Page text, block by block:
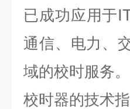
已成功应用于
通信、电力、
域的校时服务。
校时器的技术